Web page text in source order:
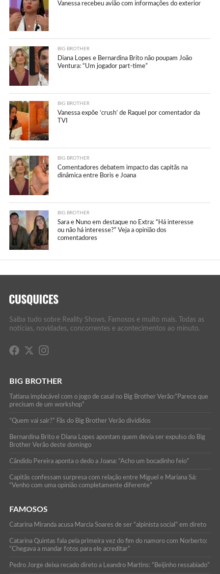
Vanessa recebeu avião com informações do exterior
BIG BROTHER
Diana Lopes e Bernardina Brito não poupam João
Ventura: “Um jogador part-time”
BIG BROTHER
Vanessa expõe ‘crush’ de Raquel por comentador da
TVI
BIG BROTHER
Comentadores debatem impacto das capitãs na
dinâmica entre Boris e Joana
BIG BROTHER
Sara e Nuno em destaque no Extra: “Há interesse
ou não há interesse?” Veja a opinião dos
comentadores
Saiba tudo sobre Reality Shows, Famosos e muito mais. Todas as
notícias, novidades, concorrentes e acontecimentos ao minuto.
BIG BROTHER
Tatiana implacável com o jogo de casal no Big Brother Verão:”Parece que
precisam de um workshop”
“Quem vai sair?” Fãs do Big Brother Verão divididos
Bernardina Brito e Diana Lopes apontam quem devia ser expulso do Big
Brother Verão deste domingo
Cândido Pereira aponta o dedo a Joana: “Acho um bocadinho feio”
Capitãs confessam surpresa com relação entre Miguel e Mariana Sá:
“Venho com uma opinião completamente diferente”
FAMOSOS
Catarina Miranda acusa Marcia Soares de ser “alpinista social” em direto
Catarina Quintas fala pela primeira vez do fim do namoro com Norberto:
“Chegava a mandar fotos para ele acreditar”
Pedro Jorge deixa recado direto a Leandro Martins: “Beijinho ressabiado”